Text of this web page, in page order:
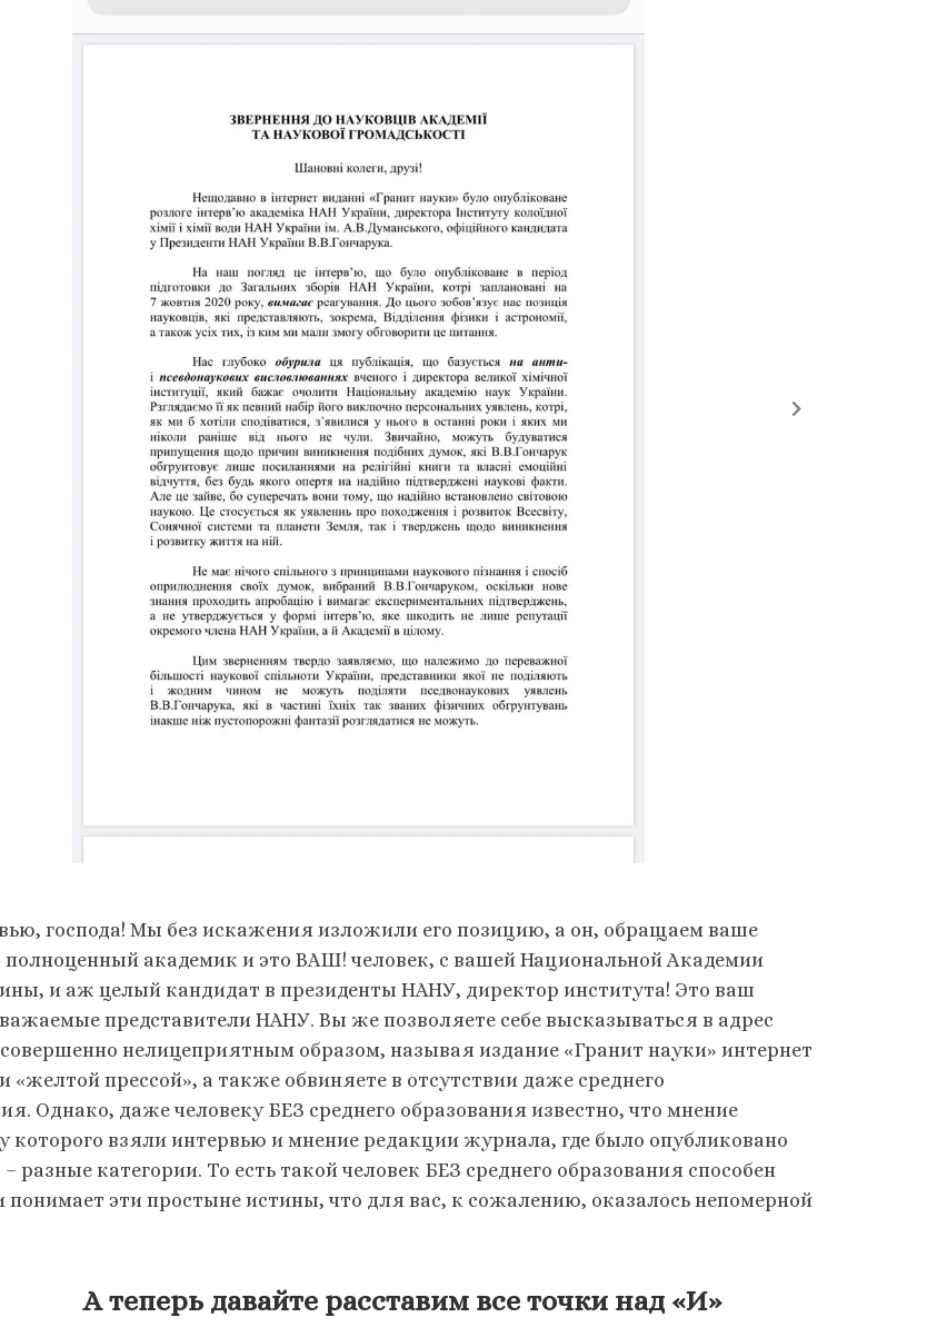
господа! Мы без искажения изложили его позицию, а он, обращаем ваше
академик и это ВАШ! человек, с вашей Национальной Академии
и аж целый кандидат в президенты НАНУ, директор института! Это ваш
представители НАНУ. Вы же позволяете себе высказываться в адрес
нелицеприятным образом, называя издание «Гранит науки» интернет
«желтой прессой», а также обвиняете в отсутствии даже среднего
Однако, даже человеку БЕЗ среднего образования известно, что мнение
которого взяли интервью и мнение редакции журнала, где было опубликовано
разные категории. То есть такой человек БЕЗ среднего образования способен
понимает эти простыне истины, что для вас, к сожалению, оказалось непомерной
А теперь давайте расставим все точки над «И»